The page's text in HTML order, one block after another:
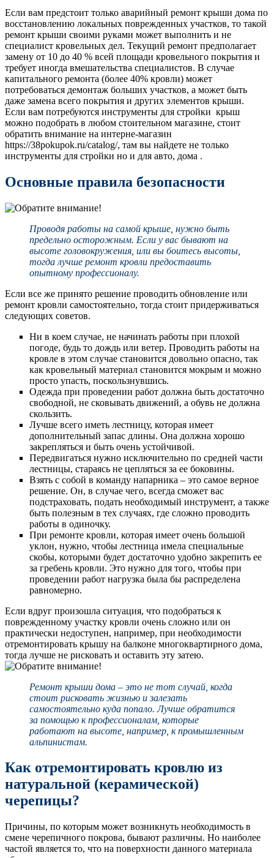
Если вам предстоит только аварийный ремонт крыши дома по
восстановлению локальных поврежденных участков, то такой
ремонт крыши своими руками может выполнить и не
специалист кровельных дел. Текущий ремонт предполагает
замену от 10 до 40 % всей площади кровельного покрытия и
требует иногда вмешательства специалистов. В случае
капитального ремонта (более 40% кровли) может
потребоваться демонтаж больших участков, а может быть
даже замена всего покрытия и других элементов крыши.
Если вам потребуются инструменты для стройки крыш
можно подобрать в любом стоительном магазине, стоит
обратить внимание на интерне-магазин
https://38pokupok.ru/catalog/, там вы найдете не только
инструменты для стройки но и для авто, дома .
Основные правила безопасности
Проводя работы на самой крыше, нужно быть
предельно осторожным. Если у вас бывают на
высоте головокружения, или вы боитесь высоты,
тогда лучше ремонт кровли предоставить
опытному профессионалу.
Если все же принято решение проводить обновление или
ремонт кровли самостоятельно, тогда стоит придерживаться
следующих советов.
Ни в коем случае, не начинать работы при плохой
погоде, будь то дождь или ветер. Проводить работы на
кровле в этом случае становится довольно опасно, так
как кровельный материал становится мокрым и можно
просто упасть, поскользнувшись.
Одежда при проведении работ должна быть достаточно
свободной, не сковывать движений, а обувь не должна
скользить.
Лучше всего иметь лестницу, которая имеет
дополнительный запас длины. Она должна хорошо
закрепляться и быть очень устойчивой.
Передвигаться нужно исключительно по средней части
лестницы, стараясь не цепляться за ее боковины.
Взять с собой в команду напарника – это самое верное
решение. Он, в случае чего, всегда сможет вас
подстраховать, подать необходимый инструмент, а также
быть полезным в тех случаях, где сложно проводить
работы в одиночку.
При ремонте кровли, которая имеет очень большой
уклон, нужно, чтобы лестница имела специальные
скобы, которыми будет достаточно удобно закрепить ее
за гребень кровли. Это нужно для того, чтобы при
проведении работ нагрузка была бы распределена
равномерно.
Если вдруг произошла ситуация, что подобраться к
поврежденному участку кровли очень сложно или он
практически недоступен, например, при необходимости
отремонтировать крышу на балконе многоквартирного дома,
тогда лучше не рисковать и оставить эту затею.
Ремонт крыши дома – это не тот случай, когда
стоит рисковать жизнью и залезать
самостоятельно куда попало. Лучше обратится
за помощью к профессионалам, которые
работают на высоте, например, к промышленным
альпинистам.
Как отремонтировать кровлю из
натуральной (керамической)
черепицы?
Причины, по которым может возникнуть необходимость в
смене черепичного покрова, бывают различны. Но наиболее
частой является то, что на поверхности данного материала